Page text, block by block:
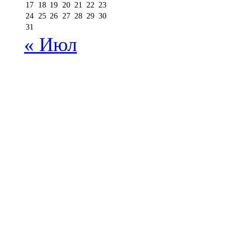
17 18 19 20 21 22 23
24 25 26 27 28 29 30
31
« Июл